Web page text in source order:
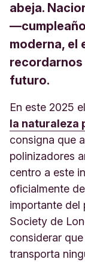
abeja.
moderna, el
recordarnos
futuro.
En este 2025
la naturaleza
consigna que
polinizadores
centro a este
oficialmente
importante del
Society de
considerar
transporta